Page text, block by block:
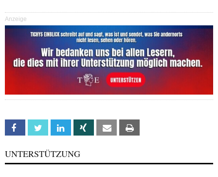
Anzeige
Facebook Twitter Linkedin Xing Email
UNTERSTÜTZUNG